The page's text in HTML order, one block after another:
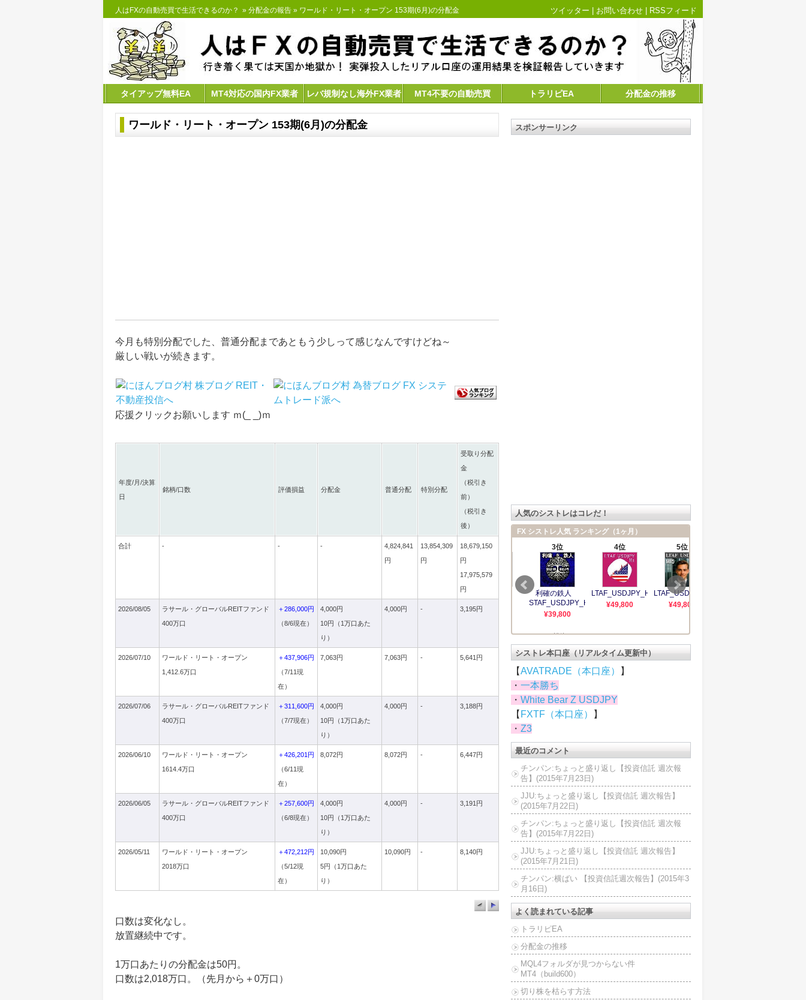
人はFXの自動売買で生活できるのか？ » 分配金の報告 » ワールド・リート・オープン 153期(6月)の分配金 ツイッター お問い合わせ RSSフィード
タイアップ無料EA MT4対応の国内FX業者 レバ規制なし海外FX業者 MT4不要の自動売買 トラリピEA 分配金の推移
ワールド・リート・オープン 153期(6月)の分配金
今月も特別分配でした、普通分配まであともう少しって感じなんですけどね～
厳しい戦いが続きます。
応援クリックお願いします ｍ(_ _)ｍ
年度/月/決算
日
銘柄/口数 評価損益 分配金 普通分配 特別分配
受取り分配
金
（税引き
前）
（税引き
後）
合計 - - -
4,824,841
円
13,854,309
円
18,679,150
円
17,975,579
円
2026/08/05
ラサール・グローバルREITファンド
400万口
＋286,000円
（8/6現在）
4,000円
10円（1万口あた
り）
4,000円 - 3,195円
2026/07/10
ワールド・リート・オープン
1,412.6万口
＋437,906円
（7/11現
在）
7,063円 7,063円 - 5,641円
2026/07/06
ラサール・グローバルREITファンド
400万口
＋311,600円
（7/7現在）
4,000円
10円（1万口あた
り）
4,000円 - 3,188円
2026/06/10
ワールド・リート・オープン
1614.4万口
＋426,201円
（6/11現
在）
8,072円 8,072円 - 6,447円
2026/06/05
ラサール・グローバルREITファンド
400万口
＋257,600円
（6/8現在）
4,000円
10円（1万口あた
り）
4,000円 - 3,191円
2026/05/11
ワールド・リート・オープン
2018万口
＋472,212円
（5/12現
在）
10,090円
5円（1万口あた
り）
10,090円 - 8,140円
口数は変化なし。
放置継続中です。
1万口あたりの分配金は50円。
口数は2,018万口。（先月から＋0万口）
スポンサーリンク
人気のシストレはコレだ！
シストレ本口座（リアルタイム更新中）
【AVATRADE（本口座）
】
・ 一本勝ち
・ White Bear Z USDJPY
【 FXTF（本口座）
】
・ Z3
最近のコメント
チンパン:ちょっと盛り返し【投資信託 週次報
告】(2015年7月23日)
JJU:ちょっと盛り返し【投資信託 週次報告】
(2015年7月22日)
チンパン:ちょっと盛り返し【投資信託 週次報
告】(2015年7月22日)
JJU:ちょっと盛り返し【投資信託 週次報告】
(2015年7月21日)
チンパン:横ばい 【投資信託週次報告】(2015年3
月16日)
よく読まれている記事
トラリピEA
分配金の推移
MQL4フォルダが見つからない件
MT4（build600）
切り株を枯らす方法